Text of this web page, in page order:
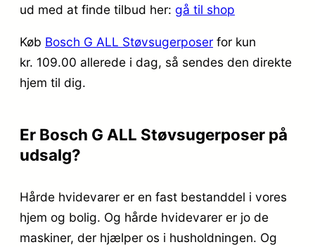
ud med at finde tilbud her: gå til shop
Køb Bosch G ALL Støvsugerposer for kun
kr. 109.00 allerede i dag, så sendes den direkte
hjem til dig.
Er Bosch G ALL Støvsugerposer på
udsalg?
Hårde hvidevarer er en fast bestanddel i vores
hjem og bolig. Og hårde hvidevarer er jo de
maskiner, der hjælper os i husholdningen. Og